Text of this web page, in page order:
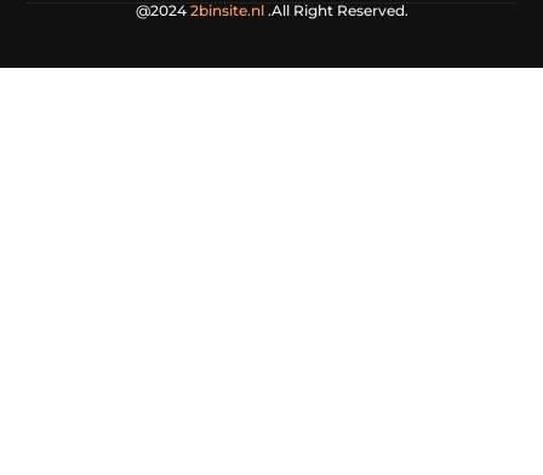
@2024 2binsite.nl.All Right Reserved.